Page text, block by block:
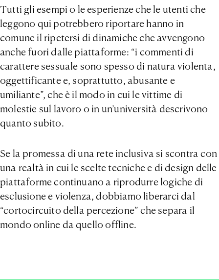
Tutti gli esempi o le esperienze che le utenti che
leggono qui potrebbero riportare hanno in
comune il ripetersi di dinamiche che avvengono
anche fuori dalle piattaforme: “i commenti di
carattere sessuale sono spesso di natura violenta,
oggettificante e, soprattutto, abusante e
umiliante”, che è il modo in cui le vittime di
molestie sul lavoro o in un’università descrivono
quanto subito.
Se la promessa di una rete inclusiva si scontra con
una realtà in cui le scelte tecniche e di design delle
piattaforme continuano a riprodurre logiche di
esclusione e violenza, dobbiamo liberarci dal
“cortocircuito della percezione” che separa il
mondo online da quello offline.